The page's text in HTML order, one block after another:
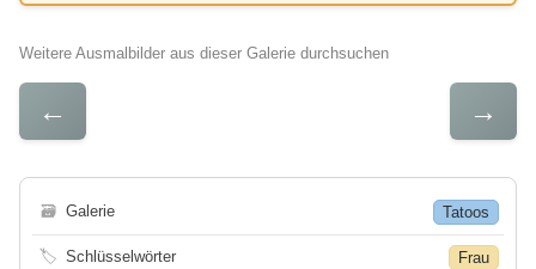
Weitere Ausmalbilder aus dieser Galerie durchsuchen
← →
🗃 Galerie Tatoos
🏷 Schlüsselwörter Frau